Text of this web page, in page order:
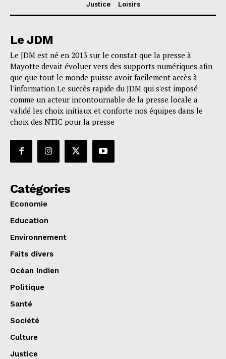
Justice
Loisirs
Le JDM
Le JDM est né en 2013 sur le constat que la presse à
Mayotte devait évoluer vers des supports numériques afin
que que tout le monde puisse avoir facilement accès à
l'information Le succès rapide du JDM qui s'est imposé
comme un acteur incontournable de la presse locale a
validé les choix initiaux et conforte nos équipes dans le
choix des NTIC pour la presse
Catégories
Economie
Education
Environnement
Faits divers
Océan Indien
Politique
Santé
Société
Culture
Justice